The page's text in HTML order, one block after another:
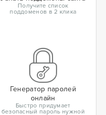
Получите список
поддоменов в 2 клика
Генератор паролей
онлайн
Быстро придумает
безопасный пароль нужной